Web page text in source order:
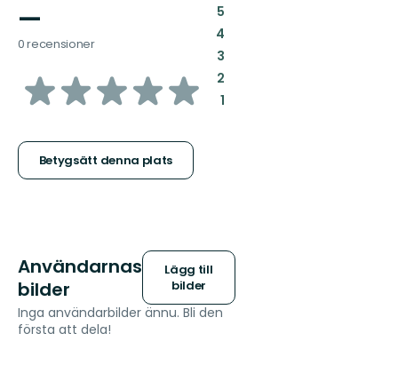
—
0 recensioner
av
stjärnor
Betygsätt denna plats
5:
4:
3:
2:
1:
Användarnas
bilder
Lägg till
bilder
Inga användarbilder ännu. Bli den
första att dela!